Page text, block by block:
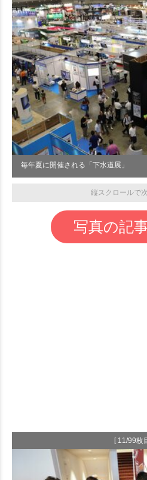
毎年夏に開催される「下水道展」
縦スクロールで
写真の記
[ 11/99枚